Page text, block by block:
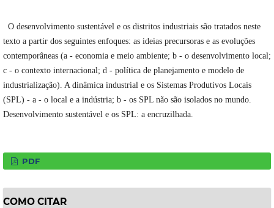
O desenvolvimento sustentável e os distritos industriais são tratados neste
texto a partir dos seguintes enfoques: as ideias precursoras e as evoluções
contemporâneas (a - economia e meio ambiente; b - o desenvolvimento local;
c - o contexto internacional; d - política de planejamento e modelo de
industrialização). A dinâmica industrial e os Sistemas Produtivos Locais
(SPL) - a - o local e a indústria; b - os SPL não são isolados no mundo.
Desenvolvimento sustentável e os SPL: a encruzilhada.
PDF
COMO CITAR